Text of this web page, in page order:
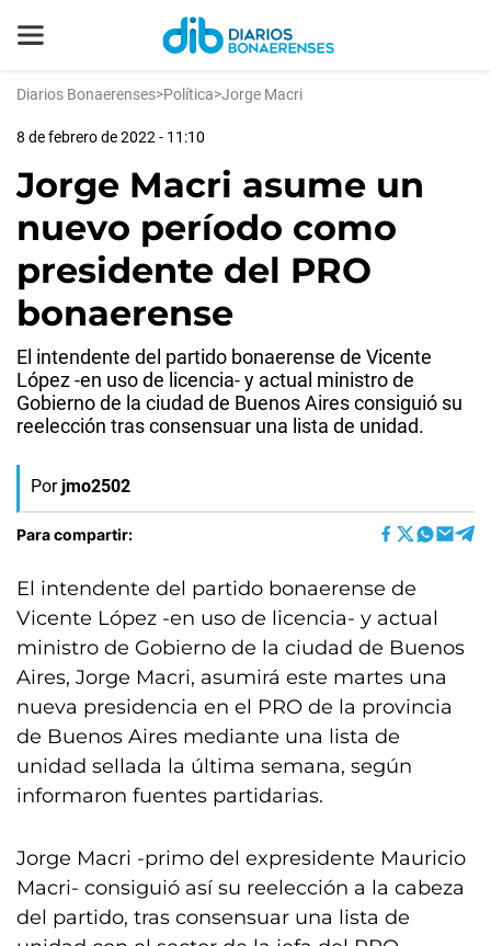
Diarios Bonaerenses>Política>Jorge Macri
8 de febrero de 2022 - 11:10
Jorge Macri asume un
nuevo período como
presidente del PRO
bonaerense
El intendente del partido bonaerense de Vicente
López -en uso de licencia- y actual ministro de
Gobierno de la ciudad de Buenos Aires consiguió su
reelección tras consensuar una lista de unidad.
Por jmo2502
Para compartir:
El intendente del partido bonaerense de
Vicente López -en uso de licencia- y actual
ministro de Gobierno de la ciudad de Buenos
Aires, Jorge Macri, asumirá este martes una
nueva presidencia en el PRO de la provincia
de Buenos Aires mediante una lista de
unidad sellada la última semana, según
informaron fuentes partidarias.
Jorge Macri -primo del expresidente Mauricio
Macri- consiguió así su reelección a la cabeza
del partido, tras consensuar una lista de